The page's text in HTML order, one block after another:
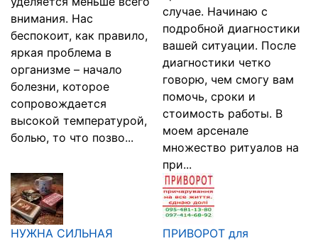
внимания. Нас
беспокоит, как правило,
яркая проблема в
организме – начало
болезни, которое
сопровождается
высокой температурой,
болью, то что позво...
случае. Начинаю с
подробной диагностики
вашей ситуации. После
диагностики четко
говорю, чем смогу вам
помочь, сроки и
стоимость работы. В
моем арсенале
множество ритуалов на
при...
НУЖНА СИЛЬНАЯ
ПРИВОРОТ для